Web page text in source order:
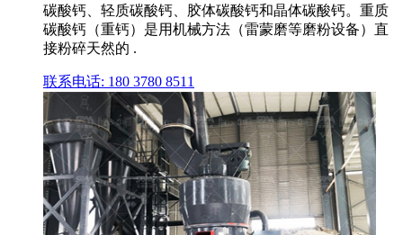
碳酸钙、轻质碳酸钙、胶体碳酸钙和晶体碳酸钙。重质
碳酸钙（重钙）是用机械方法（雷蒙磨等磨粉设备）直
接粉碎天然的 .
联系电话: 180 3780 8511